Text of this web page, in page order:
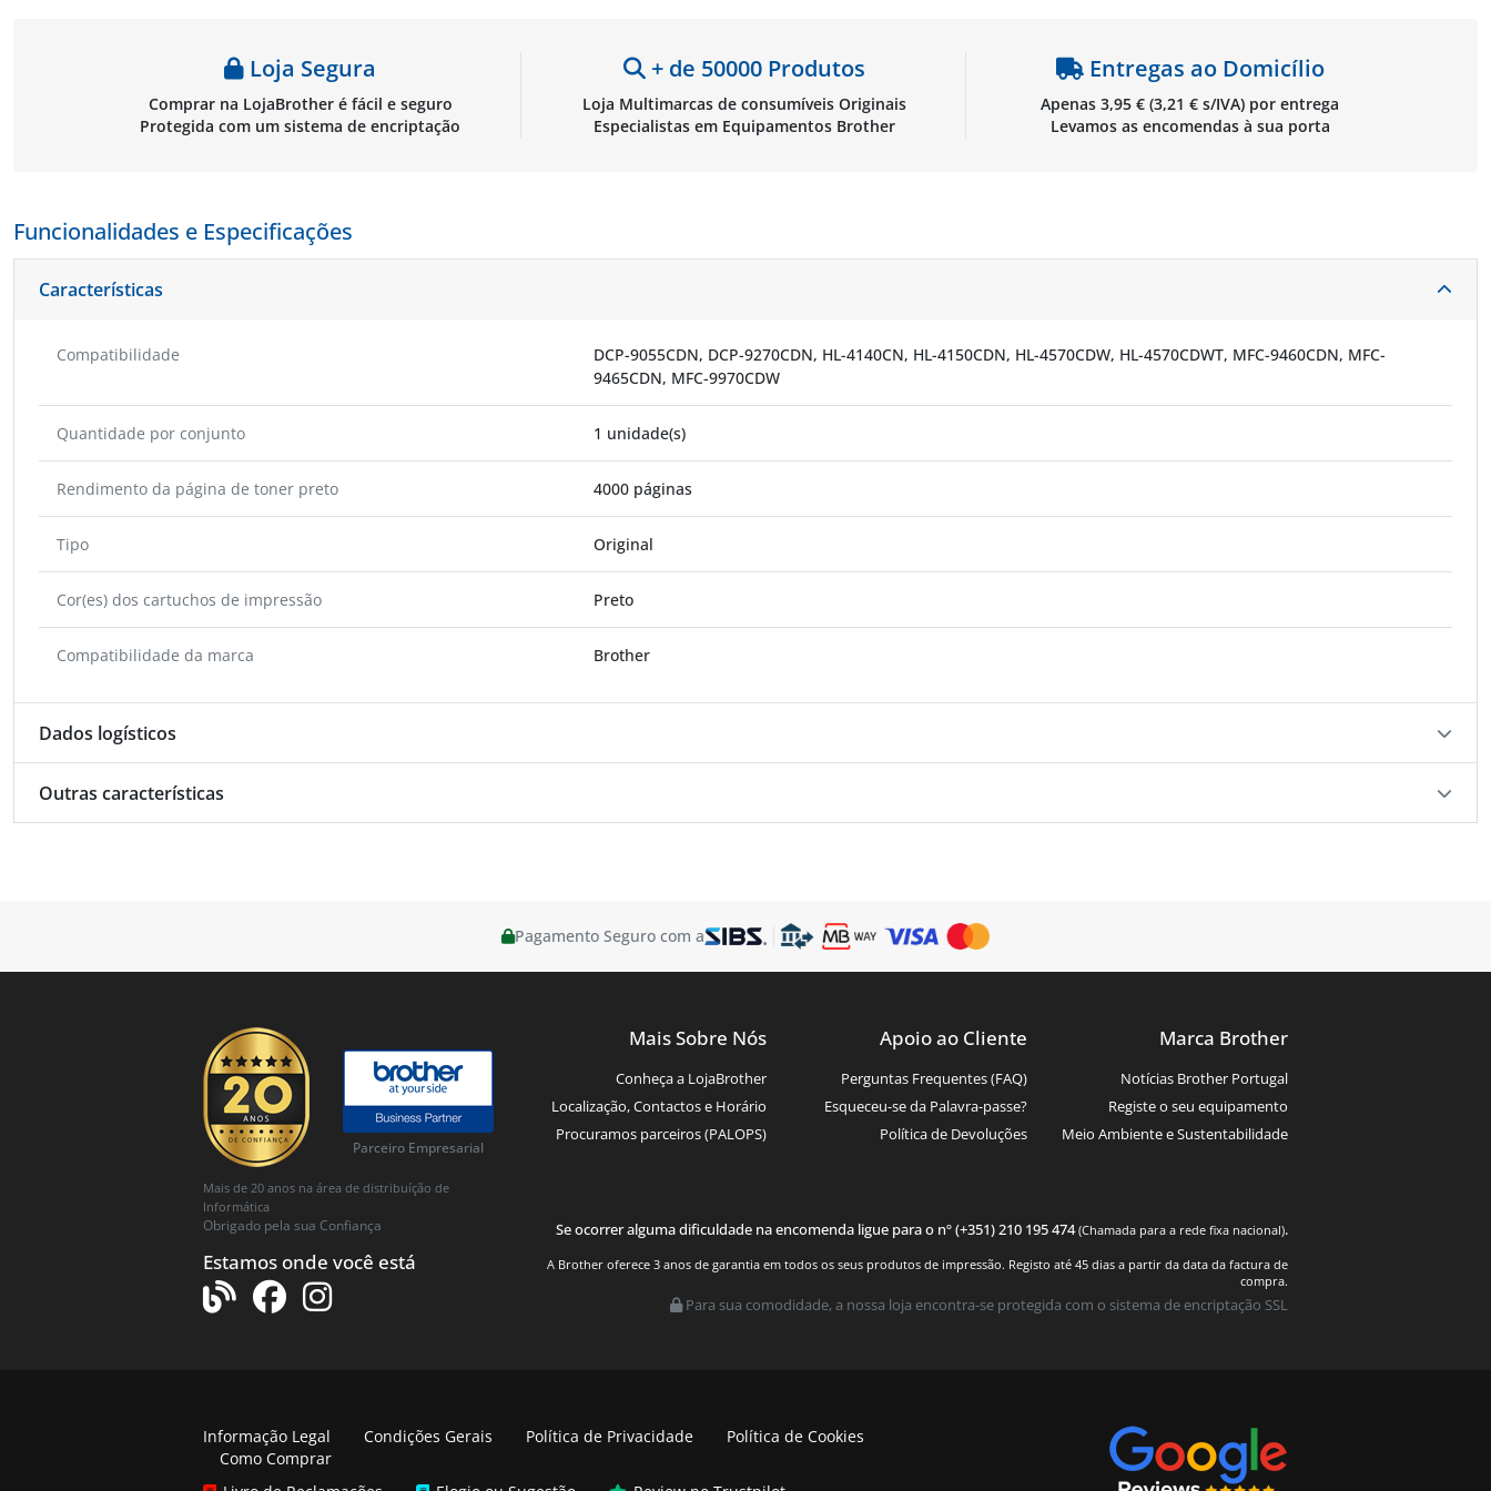
Loja Segura
Comprar na LojaBrother é fácil e seguro
Protegida com um sistema de encriptação
+ de 50000 Produtos
Loja Multimarcas de consumíveis Originais
Especialistas em Equipamentos Brother
Entregas ao Domicílio
Apenas 3,95 € (3,21 € s/IVA) por entrega
Levamos as encomendas à sua porta
Funcionalidades e Especificações
Características
Compatibilidade
DCP-9055CDN, DCP-9270CDN, HL-4140CN, HL-4150CDN, HL-4570CDW, HL-4570CDWT, MFC-9460CDN, MFC-
9465CDN, MFC-9970CDW
Quantidade por conjunto 1 unidade(s)
Rendimento da página de toner preto 4000 páginas
Tipo Original
Cor(es) dos cartuchos de impressão Preto
Compatibilidade da marca Brother
Dados logísticos
Outras características
Pagamento Seguro com a
Parceiro Empresarial
Mais de 20 anos na área de distribuíção de
Informática
Obrigado pela sua Confiança
Estamos onde você está
Mais Sobre Nós
Conheça a LojaBrother
Localização, Contactos e Horário
Procuramos parceiros (PALOPS)
Apoio ao Cliente
Perguntas Frequentes (FAQ)
Esqueceu-se da Palavra-passe?
Política de Devoluções
Marca Brother
Notícias Brother Portugal
Registe o seu equipamento
Meio Ambiente e Sustentabilidade
Se ocorrer alguma dificuldade na encomenda ligue para o nº (+351) 210 195 474(Chamada para a rede fixa nacional).
A Brother oferece 3 anos de garantia em todos os seus produtos de impressão. Registo até 45 dias a partir da data da factura de
compra.
Para sua comodidade, a nossa loja encontra-se protegida com o sistema de encriptação SSL
Informação Legal Condições Gerais Política de Privacidade
Política de Cookies
Como Comprar